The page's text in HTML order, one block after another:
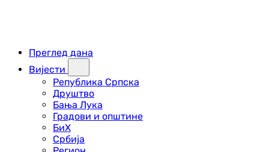
Преглед дана
Вијести
Република Српска
Друштво
Бања Лука
Градови и општине
БиХ
Србија